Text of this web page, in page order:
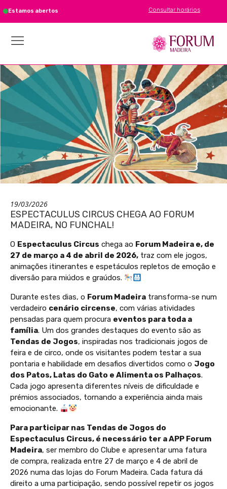
Estamos abertos Consultar horários
19/03/2026
ESPECTACULUS CIRCUS CHEGA AO FORUM
MADEIRA, NO FUNCHAL!
O Espectaculus Circus chega ao Forum Madeira e, de
27 de março a 4 de abril de 2026, traz com ele jogos,
animações itinerantes e espetáculos repletos de emoção e
diversão para miúdos e graúdos.
Durante estes dias, o Forum Madeira transforma-se num
verdadeiro cenário circense, com várias atividades
pensadas para quem procura eventos para toda a
família. Um dos grandes destaques do evento são as
Tendas de Jogos, inspiradas nos tradicionais jogos de
feira e de circo, onde os visitantes podem testar a sua
pontaria e habilidade em desafios divertidos como o Jogo
dos Patos, Latas do Gato e Alimenta os Palhaços.
Cada jogo apresenta diferentes níveis de dificuldade e
prémios associados, tornando a experiência ainda mais
emocionante.
Para participar nas Tendas de Jogos do
Espectaculus Circus, é necessário ter a APP Forum
Madeira, ser membro do Clube e apresentar uma fatura
de compra, realizada entre 27 de março e 4 de abril de
2026 numa das lojas do Forum Madeira. Cada fatura dá
direito a uma participação, sendo possível repetir os jogos